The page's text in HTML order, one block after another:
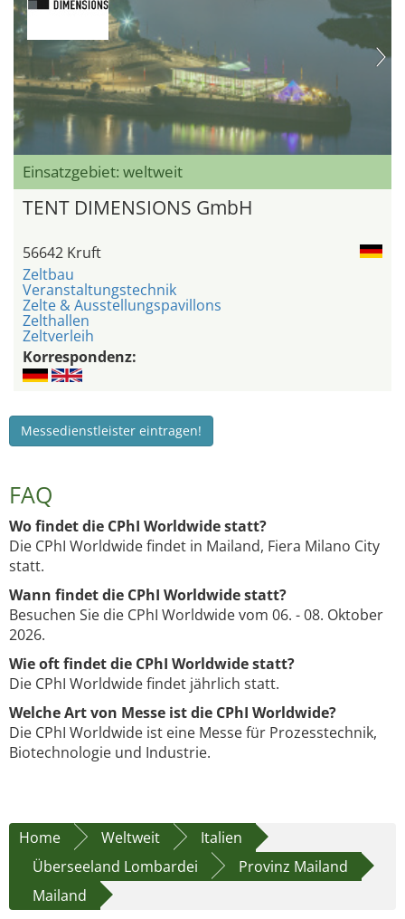
Einsatzgebiet: weltweit
TENT DIMENSIONS GmbH
56642 Kruft
Zeltbau
Veranstaltungstechnik
Zelte & Ausstellungspavillons
Zelthallen
Zeltverleih
Korrespondenz:
Messedienstleister eintragen!
FAQ
Wo findet die CPhI Worldwide statt?
Die CPhI Worldwide findet in Mailand, Fiera Milano City
statt.
Wann findet die CPhI Worldwide statt?
Besuchen Sie die CPhI Worldwide vom 06. - 08. Oktober
2026.
Wie oft findet die CPhI Worldwide statt?
Die CPhI Worldwide findet jährlich statt.
Welche Art von Messe ist die CPhI Worldwide?
Die CPhI Worldwide ist eine Messe für Prozesstechnik,
Biotechnologie und Industrie.
Home Weltweit
Italien
Überseeland Lombardei
Provinz Mailand
Mailand